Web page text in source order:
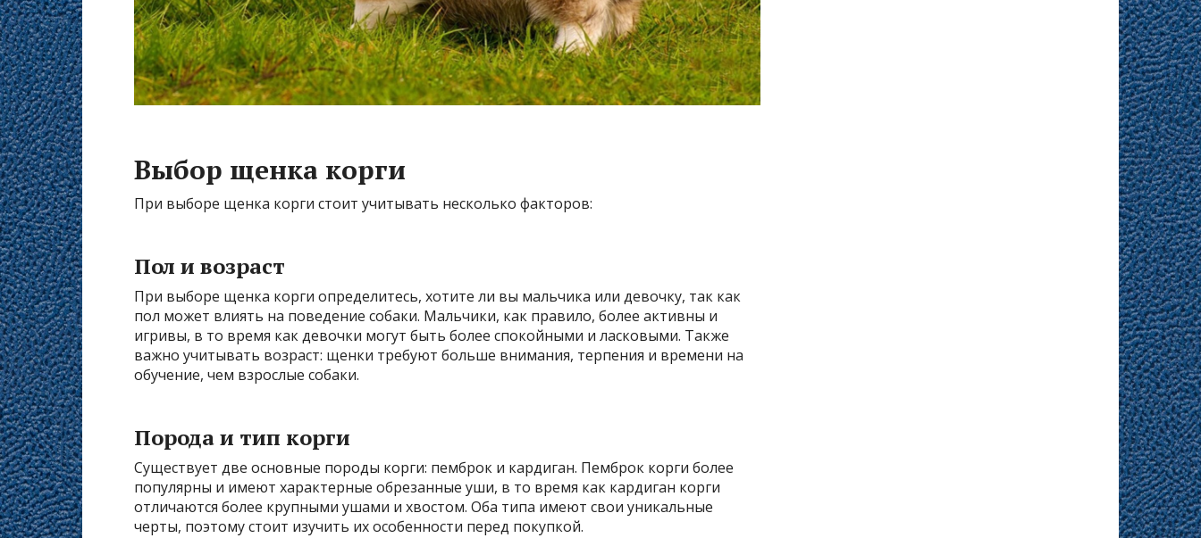
Выбор щенка корги
При выборе щенка корги стоит учитывать несколько факторов:
Пол и возраст
При выборе щенка корги определитесь, хотите ли вы мальчика или девочку, так как
пол может влиять на поведение собаки. Мальчики, как правило, более активны и
игривы, в то время как девочки могут быть более спокойными и ласковыми. Также
важно учитывать возраст: щенки требуют больше внимания, терпения и времени на
обучение, чем взрослые собаки.
Порода и тип корги
Существует две основные породы корги: пемброк и кардиган. Пемброк корги более
популярны и имеют характерные обрезанные уши, в то время как кардиган корги
отличаются более крупными ушами и хвостом. Оба типа имеют свои уникальные
черты, поэтому стоит изучить их особенности перед покупкой.